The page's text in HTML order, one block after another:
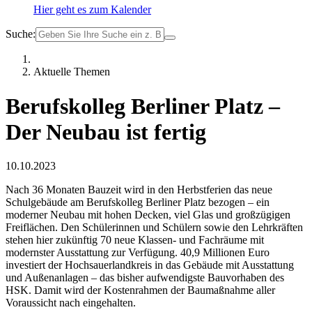
Hier geht es zum Kalender
Suche:
Aktuelle Themen
Berufskolleg Berliner Platz –
Der Neubau ist fertig
10.10.2023
Nach 36 Monaten Bauzeit wird in den Herbstferien das neue
Schulgebäude am Berufskolleg Berliner Platz bezogen – ein
moderner Neubau mit hohen Decken, viel Glas und großzügigen
Freiflächen. Den Schülerinnen und Schülern sowie den Lehrkräften
stehen hier zukünftig 70 neue Klassen- und Fachräume mit
modernster Ausstattung zur Verfügung. 40,9 Millionen Euro
investiert der Hochsauerlandkreis in das Gebäude mit Ausstattung
und Außenanlagen – das bisher aufwendigste Bauvorhaben des
HSK. Damit wird der Kostenrahmen der Baumaßnahme aller
Voraussicht nach eingehalten.